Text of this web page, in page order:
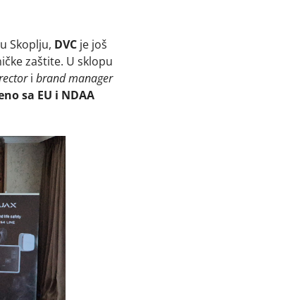
u Skoplju, DVC je još
zaštite. U sklopu
i brand manager
sa EU i NDAA